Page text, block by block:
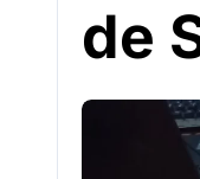
de